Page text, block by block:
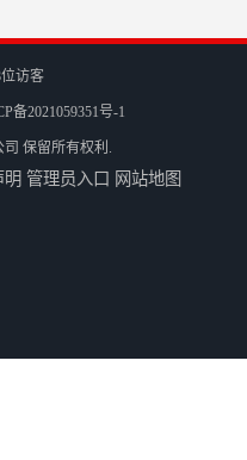
位访客
备2021059351号-1
保留所有权利.
明 管理员入口 网站地图